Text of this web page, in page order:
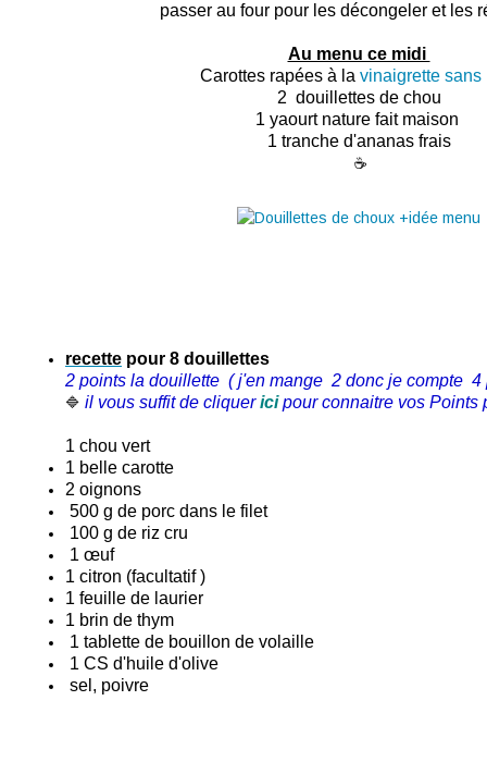
passer au four pour les décongeler et les
Au menu ce midi
Carottes rapées à la vinaigrette sans
2 douillettes de chou
1 yaourt nature fait maison
1 tranche d'ananas frais
☕
recette pour 8 douillettes
2 points la douillette ( j'en mange 2 donc je compte
🔷 il vous suffit de cliquericipour connaitre vos Points
1 chou vert
1 belle carotte
2 oignons
500 g de porc dans le filet
100 g de riz cru
1 œuf
1 citron (facultatif )
1 feuille de laurier
1 brin de thym
1 tablette de bouillon de volaille
1 CS d'huile d'olive
sel, poivre